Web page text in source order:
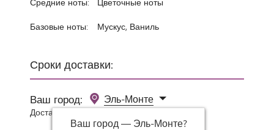
Сроки доставки:
Ваш город:
Эль-Монте
Ваш город — Эль-Монте?
Доставка 0 руб при заказе от 3000 руб.
Базовые ноты: Мускус, Ваниль